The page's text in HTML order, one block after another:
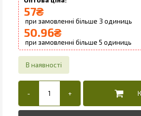
57₴
3
50.96₴
5